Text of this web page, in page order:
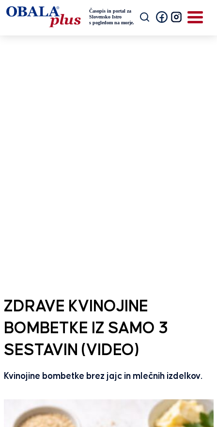
ZDRAVE KVINOJINE
BOMBETKE IZ SAMO 3
SESTAVIN (VIDEO)
Kvinojine bombetke brez jajc in mlečnih izdelkov.